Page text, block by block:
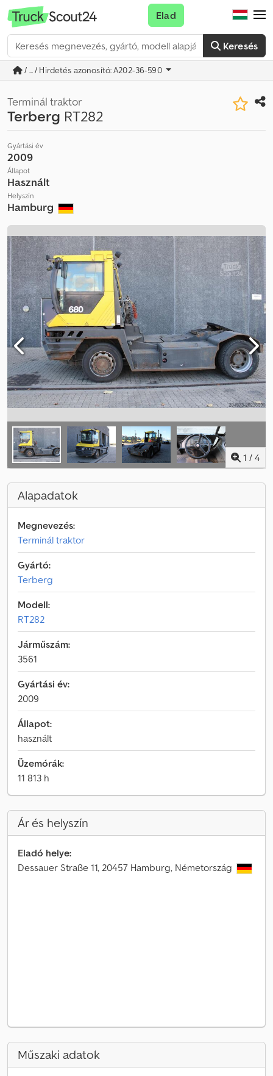
Keresés
Elad
/ ... / Hirdetés azonosító: A202-36-590
Terminál traktor
Terberg RT282
Gyártási év
2009
Állapot
Használt
Helyszín
Hamburg
1 / 4
Alapadatok
Megnevezés:
Terminál traktor
Gyártó:
Terberg
Modell:
RT282
Járműszám:
3561
Gyártási év:
2009
Állapot:
használt
Üzemórák:
11 813 h
Ár és helyszín
Eladó helye:
Dessauer Straße 11, 20457 Hamburg, Németország
Műszaki adatok